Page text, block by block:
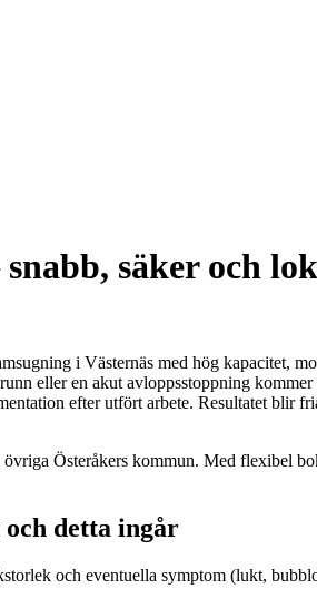
säker och
i Västernäs med hög kapacitet,
eller en akut avloppsstoppning
efter utfört arbete. Resultatet blir
Österåkers kommun. Med flexibel
och detta ingår
och eventuella symptom (lukt,